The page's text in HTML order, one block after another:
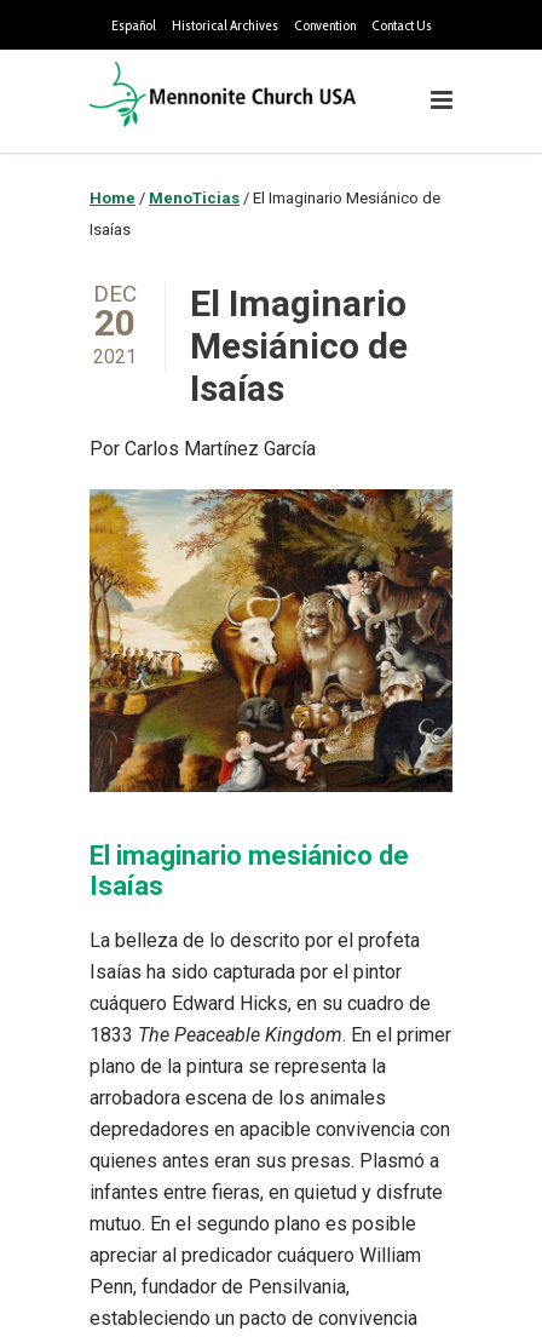
Español Historical Archives Convention Contact Us
Home / MenoTicias / El Imaginario Mesiánico de
Isaías
DEC
20
2021
El Imaginario
Mesiánico de
Isaías
Por Carlos Martínez García
El imaginario mesiánico de
Isaías
La belleza de lo descrito por el profeta
Isaías ha sido capturada por el pintor
cuáquero Edward Hicks, en su cuadro de
1833 The Peaceable Kingdom. En el primer
plano de la pintura se representa la
arrobadora escena de los animales
depredadores en apacible convivencia con
quienes antes eran sus presas. Plasmó a
infantes entre fieras, en quietud y disfrute
mutuo. En el segundo plano es posible
apreciar al predicador cuáquero William
Penn, fundador de Pensilvania,
estableciendo un pacto de convivencia